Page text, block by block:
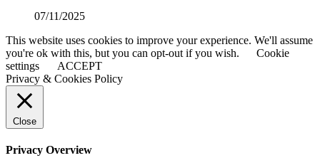
07/11/2025
This website uses cookies to improve your experience. We'll assume
you're ok with this, but you can opt-out if you wish.
Cookie
settings
ACCEPT
Privacy & Cookies Policy
Close
Privacy Overview